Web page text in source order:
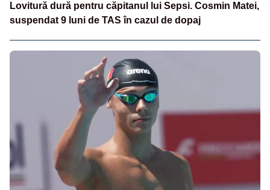
Lovitură dură pentru căpitanul lui Sepsi. Cosmin Matei,
suspendat 9 luni de TAS în cazul de dopaj